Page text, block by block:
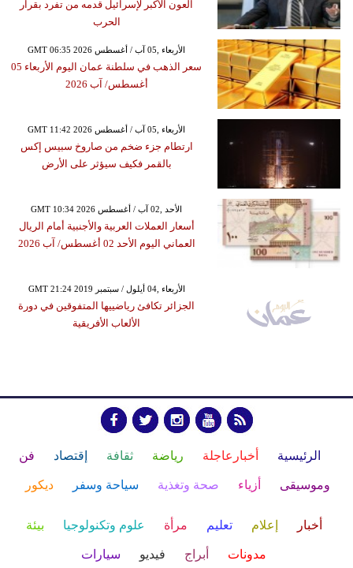
العون الأكبر لإسرائيل قدمه من تفرد بقرار
الحرب
GMT 06:35 2026 الأربعاء ,05 آب / أغسطس
سعر الذهب في سلطنة عمان اليوم الأربعاء 05
أغسطس/ آب 2026
GMT 11:42 2026 الأربعاء ,05 آب / أغسطس
ارتطام جزء ضخم من صاروخ سبيس إكس
بالقمر فكيف سيؤثر على الأرض
GMT 10:34 2026 الأحد ,02 آب / أغسطس
أسعار العملات العربية والأجنبية أمام الريال
العماني اليوم الأحد 02 أغسطس/ آب 2026
GMT 21:24 2019 الأربعاء ,04 أيلول / سبتمبر
الجزائر تكافئ رياضييها المتفوقين في دورة
الألعاب الأفريقية
الرئيسية أخبارعاجلة رياضة ثقافة إقتصاد فن
وموسيقى أزياء صحة وتغذية سياحة وسفر ديكور
أخبار إعلام تعليم مرأة علوم وتكنولوجيا بيئة
مدونات أبراج فيديو سيارات